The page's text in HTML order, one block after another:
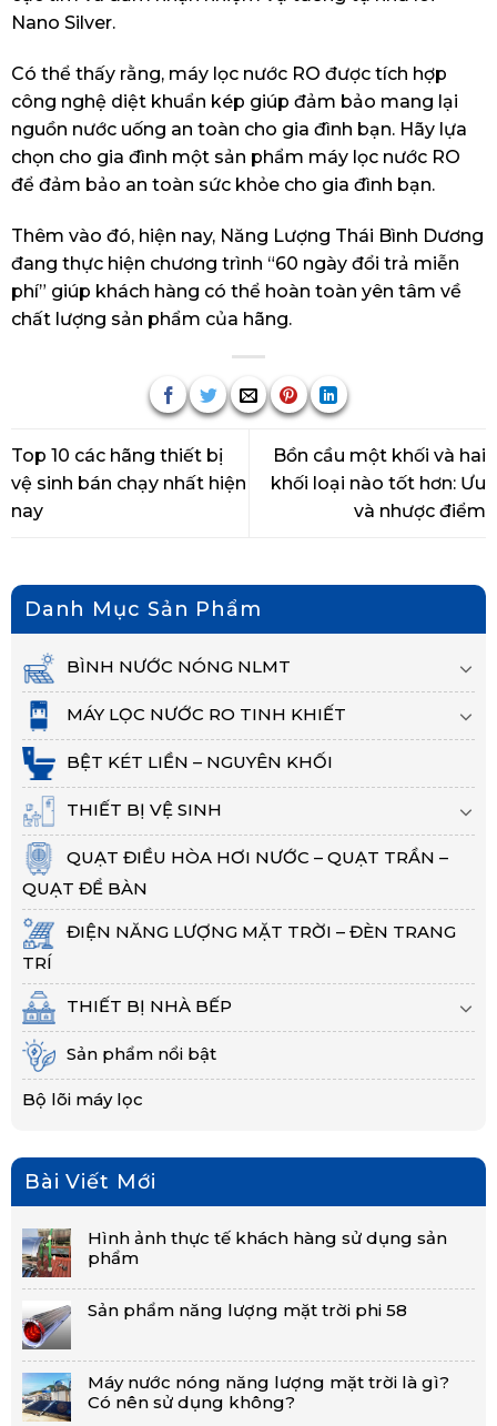
Nano Silver.
Có thể thấy rằng, máy lọc nước RO được tích hợp
công nghệ diệt khuẩn kép giúp đảm bảo mang lại
nguồn nước uống an toàn cho gia đình bạn. Hãy lựa
chọn cho gia đình một sản phẩm máy lọc nước RO
để đảm bảo an toàn sức khỏe cho gia đình bạn.
Thêm vào đó, hiện nay, Năng Lượng Thái Bình Dương
đang thực hiện chương trình “60 ngày đổi trả miễn
phí” giúp khách hàng có thể hoàn toàn yên tâm về
chất lượng sản phẩm của hãng.
Top 10 các hãng thiết bị
vệ sinh bán chạy nhất hiện
nay
Bồn cầu một khối và hai
khối loại nào tốt hơn: Ưu
và nhược điểm
Danh Mục Sản Phẩm
BÌNH NƯỚC NÓNG NLMT
MÁY LỌC NƯỚC RO TINH KHIẾT
BỆT KÉT LIỀN – NGUYÊN KHỐI
THIẾT BỊ VỆ SINH
QUẠT ĐIỀU HÒA HƠI NƯỚC – QUẠT TRẦN –
QUẠT ĐỂ BÀN
ĐIỆN NĂNG LƯỢNG MẶT TRỜI – ĐÈN TRANG
TRÍ
THIẾT BỊ NHÀ BẾP
Sản phẩm nổi bật
Bộ lõi máy lọc
Bài Viết Mới
Hình ảnh thực tế khách hàng sử dụng sản
phẩm
Sản phẩm năng lượng mặt trời phi 58
Máy nước nóng năng lượng mặt trời là gì?
Có nên sử dụng không?